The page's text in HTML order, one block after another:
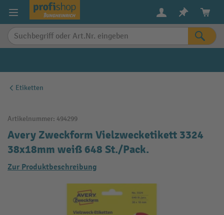
springen
Etiketten
Artikelnummer: 494299
Avery Zweckform Vielzwecketikett 3324
38x18mm weiß 648 St./Pack.
Zur Produktbeschreibung